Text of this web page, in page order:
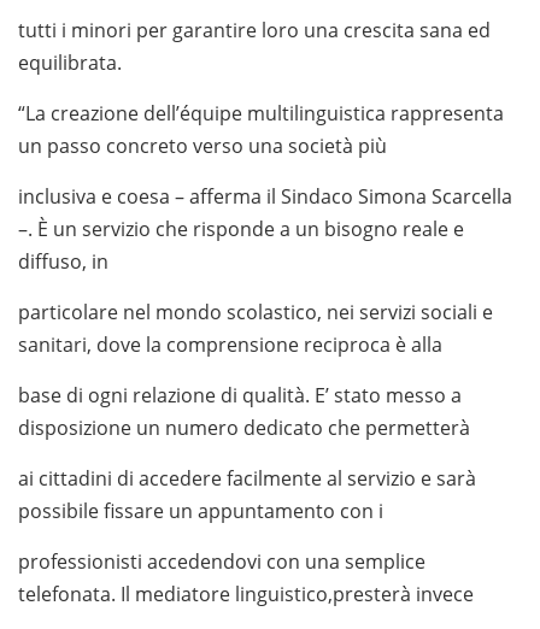
tutti i minori per garantire loro una crescita sana ed
equilibrata.
“La creazione dell’équipe multilinguistica rappresenta
un passo concreto verso una società più
inclusiva e coesa – afferma il Sindaco Simona Scarcella
–. È un servizio che risponde a un bisogno reale e
diffuso, in
particolare nel mondo scolastico, nei servizi sociali e
sanitari, dove la comprensione reciproca è alla
base di ogni relazione di qualità. E’ stato messo a
disposizione un numero dedicato che permetterà
ai cittadini di accedere facilmente al servizio e sarà
possibile fissare un appuntamento con i
professionisti accedendovi con una semplice
telefonata. Il mediatore linguistico,presterà invece